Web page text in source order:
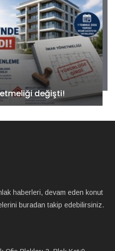
projesiyle ilgili
haberleri, devam eden konut
buradan takip edebilirsiniz.